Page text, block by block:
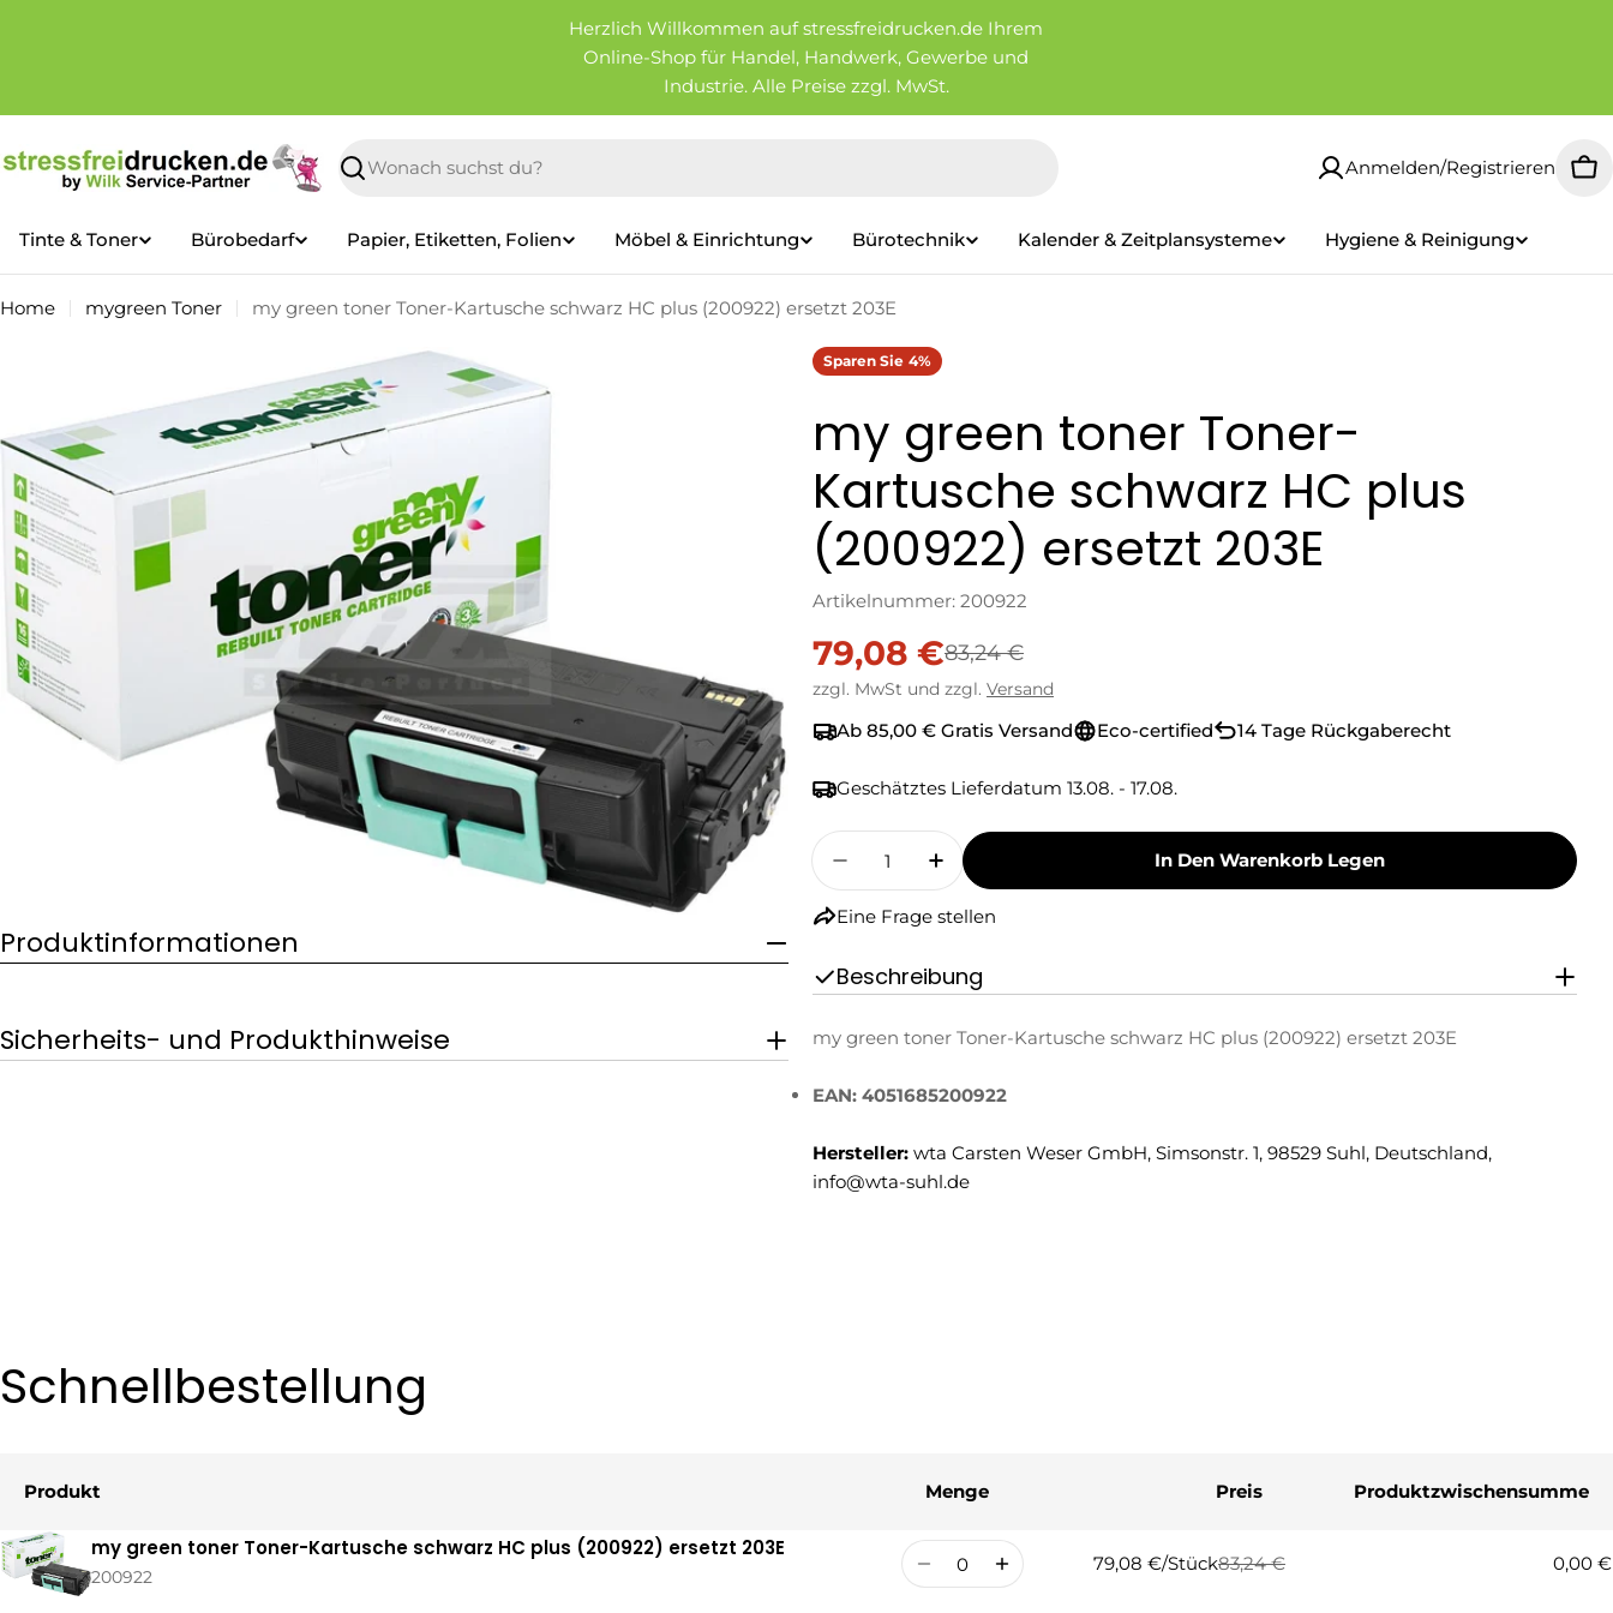
Herzlich Willkommen auf stressfreidrucken.de Ihrem
Online-Shop für Handel, Handwerk, Gewerbe und
Industrie. Alle Preise zzgl. MwSt.
Suchen
Anmelden/Registrieren
Tinte & Toner Bürobedarf Papier, Etiketten, Folien Möbel & Einrichtung Bürotechnik Kalender & Zeitplansysteme Hygiene & Reinigung
Home mygreen Toner my green toner Toner-Kartusche schwarz HC plus (200922) ersetzt 203E
Produktinformationen
Sie das Medium 0 im Modalformat
Produktinformationen
Sicherheits- und Produkthinweise
Sparen Sie 4%
my green toner Toner-
Kartusche schwarz HC plus
(200922) ersetzt 203E
Artikelnummer: 200922
Verkaufspreis
79,08 €
Regulärer
Preis
83,24 €
zzgl. MwSt und zzgl. Versand
Ab 85,00 € Gratis Versand Eco-certified 14 Tage Rückgaberecht
Geschätztes Lieferdatum 13.08. - 17.08.
Menge
Menge Für My Green Toner Toner-Kartusche Schwarz HC Plus
Menge Für My Green Toner Toner-Kartusche Schwarz HC
In Den Warenkorb Legen
Eine Frage stellen
Beschreibung
my green toner Toner-Kartusche schwarz HC plus (200922) ersetzt 203E
EAN: 4051685200922
Hersteller: wta Carsten Weser GmbH, Simsonstr. 1, 98529 Suhl, Deutschland,
info@wta-suhl.de
Schnellbestellung
Ihr
Warenkorb
Produkt Menge Preis Produktzwischensumme
my green toner Toner-Kartusche schwarz HC plus (200922) ersetzt 203E
200922
Menge 79,08 €/Stück
Regulärer
83,24 €
Verkaufspreis
0,00 €